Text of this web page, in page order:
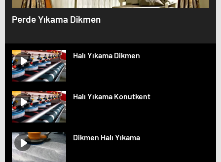
Perde Yıkama Dikmen
Halı Yıkama Dikmen
Halı Yıkama Konutkent
Dikmen Halı Yıkama